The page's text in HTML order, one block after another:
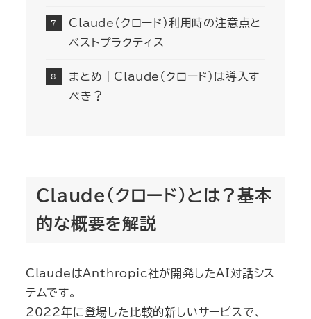
Claude（クロード）利用時の注意点と
ベストプラクティス
まとめ｜Claude（クロード）は導入す
べき？
Claude（クロード）とは？基本
的な概要を解説
ClaudeはAnthropic社が開発したAI対話シス
テムです。
2022年に登場した比較的新しいサービスで、